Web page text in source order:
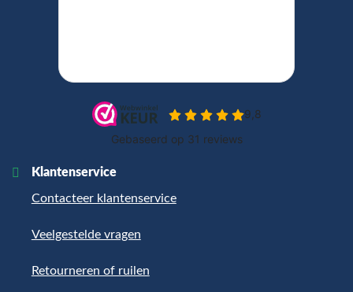
Klantenservice
Contacteer klantenservice
Veelgestelde vragen
Retourneren of ruilen